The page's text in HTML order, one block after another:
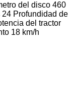
del disco 460
24 Profundidad de
del tractor
18 km/h